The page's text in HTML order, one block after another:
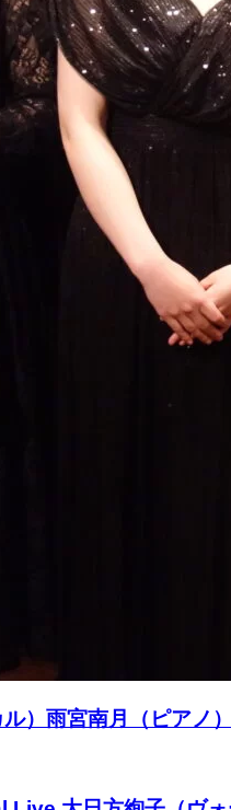
）雨宮南月（ピアノ